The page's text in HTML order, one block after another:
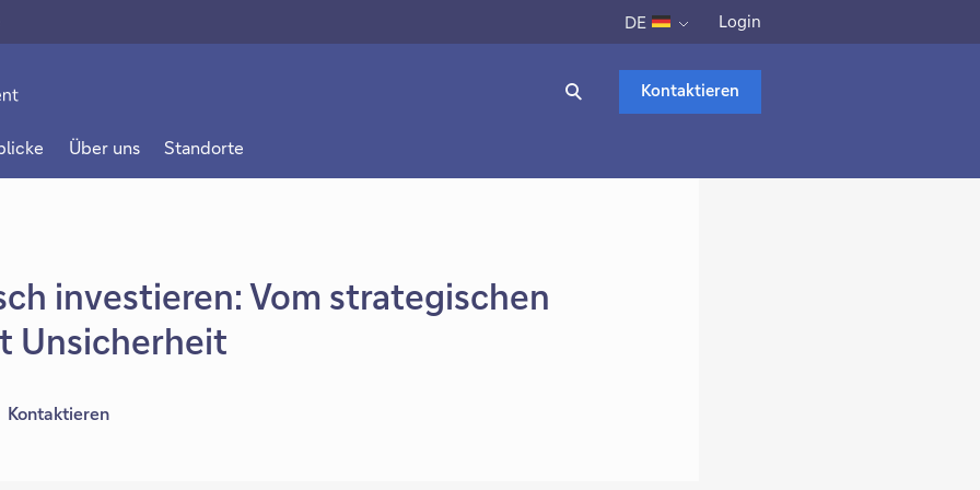
DE Login
Kontaktieren
Über uns Standorte
investieren: Vom strategischen
Unsicherheit
Kontaktieren